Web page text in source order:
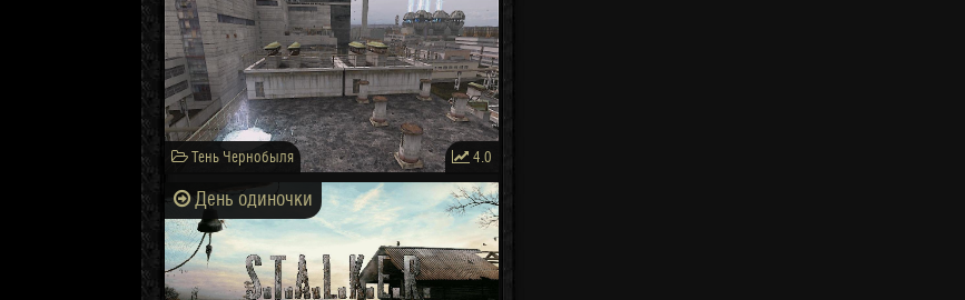
Тень Чернобыля 4.0
День одиночки